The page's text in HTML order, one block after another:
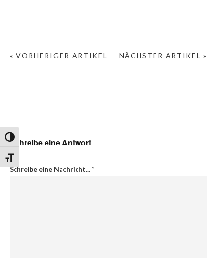
Umschalten auf hohe Kontraste
Schrift vergrößern
NÄCHSTER ARTIKEL »
« VORHERIGER ARTIKEL
Schreibe eine Antwort
Schreibe eine Nachricht...*